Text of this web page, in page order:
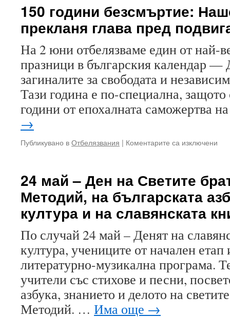
ден
на
на
150 години безсмъртие:
прекланя глава пред
На 2 юни отбелязваме един от най-
празници в българския календар —
загиналите за свободата и
Тази година е по-специална,
години от епохалната саможертва
→
Публикувано вОтбелязвания | Коментарите са изключени
24 май – Ден на Светите
Методий, на българската
култура и на славянската
По случай 24 май – Денят на
култура, учениците от начален етап
литературно-музикална програма.
учители със стихове и песни,
азбука, знанието и делото на
Методий. … Има още →